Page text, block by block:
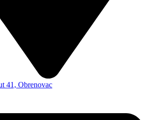
41, Obrenovac